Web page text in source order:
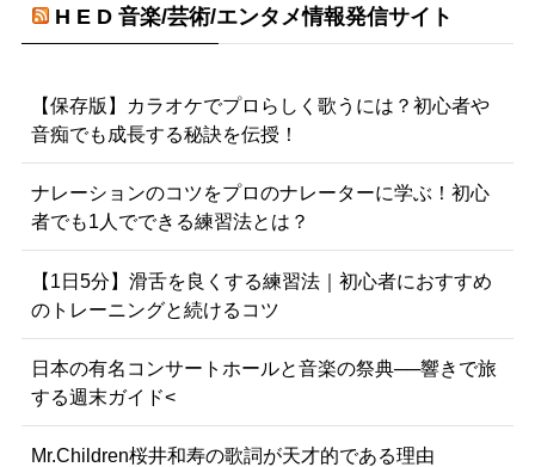
H E D 音楽/芸術/エンタメ情報発信サイト
【保存版】カラオケでプロらしく歌うには？初心者や
音痴でも成長する秘訣を伝授！
ナレーションのコツをプロのナレーターに学ぶ！初心
者でも1人でできる練習法とは？
【1日5分】滑舌を良くする練習法｜初心者におすすめ
のトレーニングと続けるコツ
日本の有名コンサートホールと音楽の祭典──響きで旅
する週末ガイド<
Mr.Children桜井和寿の歌詞が天才的である理由